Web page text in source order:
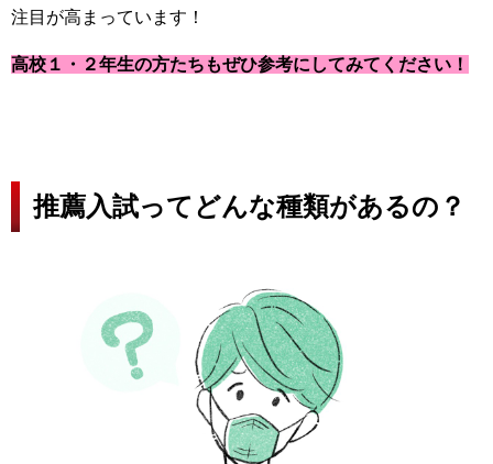
注目が高まっています！
高校１・２年生の方たちもぜひ参考にしてみてください！
推薦入試ってどんな種類があるの？